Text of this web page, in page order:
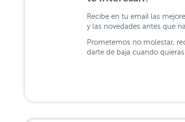
Recibe en tu email las
y las novedades antes que
Prometemos no molestar,
darte de baja cuando quieras.